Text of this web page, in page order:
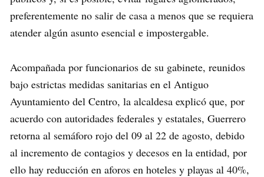
preferentemente no salir de casa a menos que se requiera
atender algún asunto esencial e impostergable.
Acompañada por funcionarios de su gabinete, reunidos
bajo estrictas medidas sanitarias en el Antiguo
Ayuntamiento del Centro, la alcaldesa explicó que, por
acuerdo con autoridades federales y estatales, Guerrero
retorna al semáforo rojo del 09 al 22 de agosto, debido
al incremento de contagios y decesos en la entidad, por
ello hay reducción en aforos en hoteles y playas al 40%,